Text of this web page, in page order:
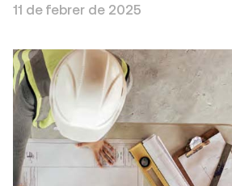
11 de febrer de 2025